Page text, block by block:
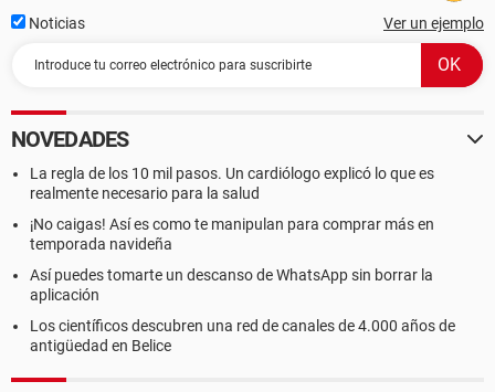
Noticias Ver un ejemplo
NOVEDADES
La regla de los 10 mil pasos. Un cardiólogo explicó lo que es
realmente necesario para la salud
¡No caigas! Así es como te manipulan para comprar más en
temporada navideña
Así puedes tomarte un descanso de WhatsApp sin borrar la
aplicación
Los científicos descubren una red de canales de 4.000 años de
antigüedad en Belice